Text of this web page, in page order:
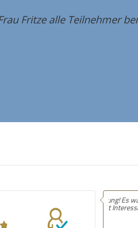
Fritze alle Teilnehmer
super
mehr